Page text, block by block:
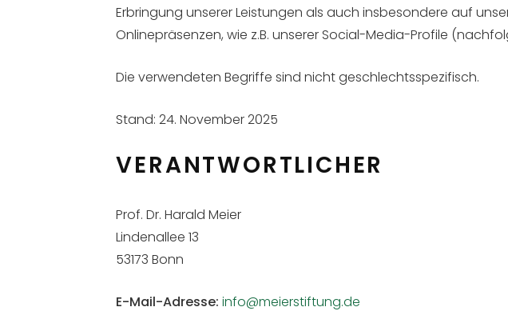
Erbringung unserer Leistungen als auch insbesondere auf
Onlinepräsenzen, wie z.B. unserer Social-Media-Profile
Die verwendeten Begriffe sind nicht geschlechtsspezifisch.
Stand: 24. November 2025
VERANTWORTLICHER
Prof. Dr. Harald Meier
Lindenallee 13
53173 Bonn
E-Mail-Adresse: info@meierstiftung.de